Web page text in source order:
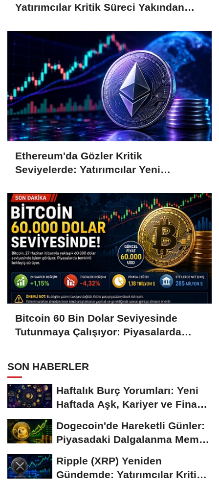
Yatırımcılar Kritik Süreci Yakından
Ethereum'da Gözler Kritik
Seviyelerde: Yatırımcılar Yeni
Bitcoin 60 Bin Dolar Seviyesinde
Tutunmaya Çalışıyor: Piyasalarda
SON HABERLER
Haftalık Burç Yorumları: Yeni
Haftada Aşk, Kariyer ve Finans
Dogecoin'de Hareketli Günler:
Piyasadaki Dalgalanma Meme
Ripple (XRP) Yeniden
Gündemde: Yatırımcılar Kritik